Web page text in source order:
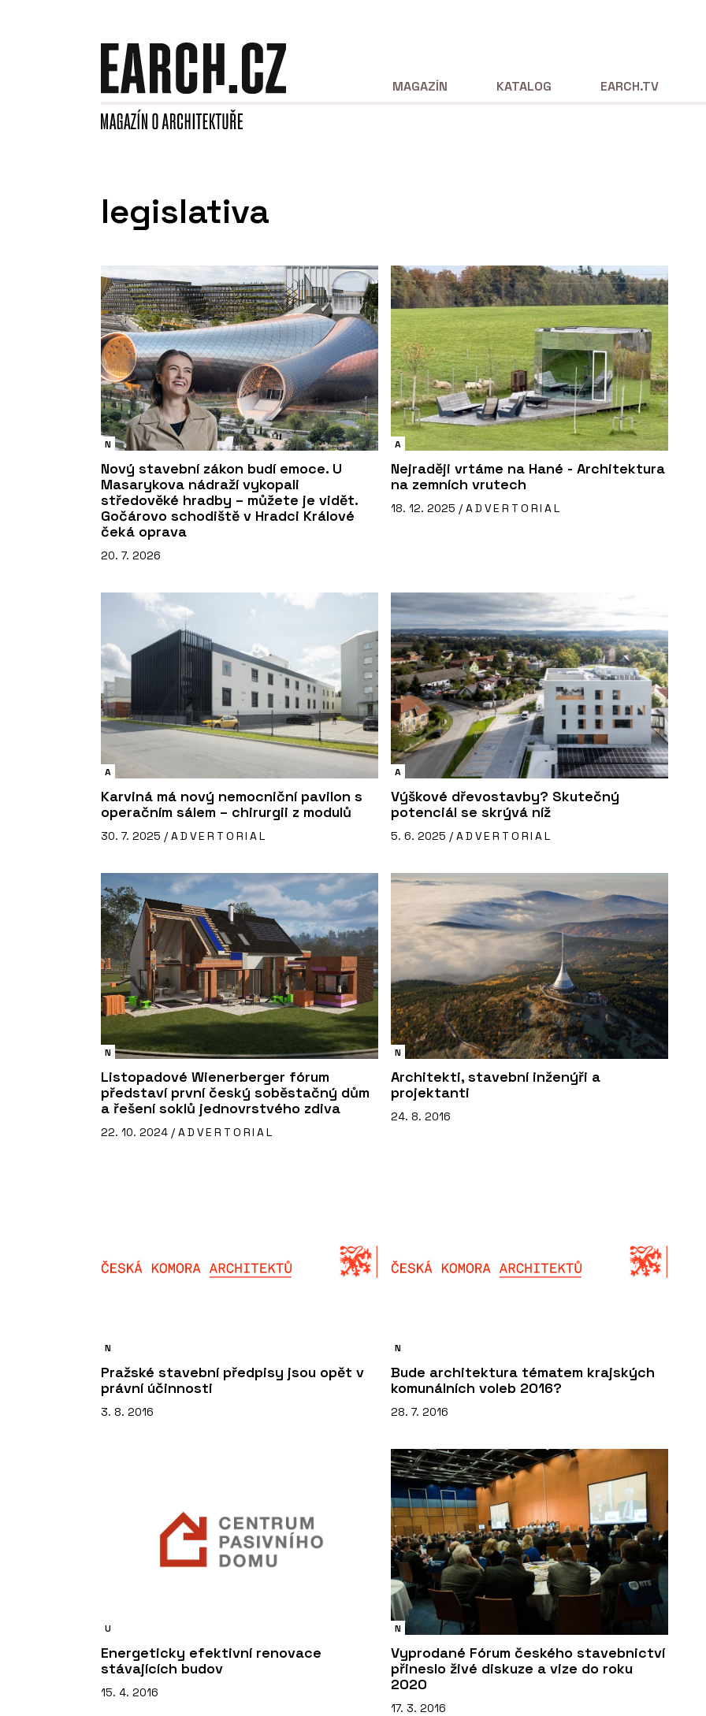
MAGAZÍN KATALOG EARCH.TV
legislativa
N
Nový stavební zákon budí emoce. U
Masarykova nádraží vykopali
středověké hradby – můžete je vidět.
Gočárovo schodiště v Hradci Králové
čeká oprava
20. 7. 2026
A
Nejraději vrtáme na Hané - Architektura
na zemních vrutech
18. 12. 2025 / ADVERTORIAL
A
Karviná má nový nemocniční pavilon s
operačním sálem – chirurgii z modulů
30. 7. 2025 / ADVERTORIAL
A
Výškové dřevostavby? Skutečný
potenciál se skrývá níž
5. 6. 2025 / ADVERTORIAL
N
Listopadové Wienerberger fórum
představí první český soběstačný dům
a řešení soklů jednovrstvého zdiva
22. 10. 2024 / ADVERTORIAL
N
Architekti, stavební inženýři a
projektanti
24. 8. 2016
N
Pražské stavební předpisy jsou opět v
právní účinnosti
3. 8. 2016
N
Bude architektura tématem krajských
komunálních voleb 2016?
28. 7. 2016
U
Energeticky efektivní renovace
stávajících budov
15. 4. 2016
N
Vyprodané Fórum českého stavebnictví
přineslo živé diskuze a vize do roku
2020
17. 3. 2016